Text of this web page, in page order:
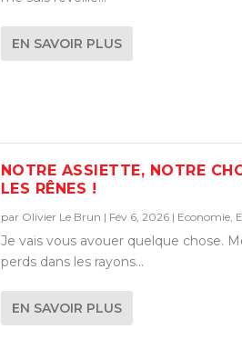
EN SAVOIR PLUS
NOTRE ASSIETTE, NOTRE
LES RÊNES !
par Olivier Le Brun | Fév 6, 2026| Economie,
Je vais vous avouer quelque chose.
perds dans les rayons...
EN SAVOIR PLUS